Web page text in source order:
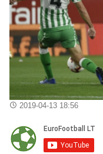
2019-04-13 18:56